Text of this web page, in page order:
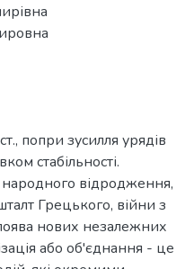
попри зусилля урядів
стабільності.
народного відродження,
Грецького, війни з
нових незалежних
або об'єднання - це